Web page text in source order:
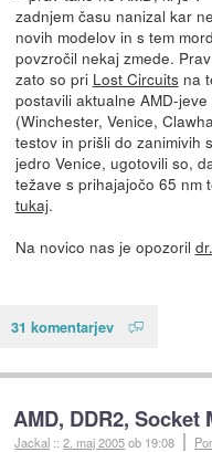
zadnjem času nanizal kar
novih modelov in s tem
povzročil nekaj zmede. Prav
zato so pri Lost Circuitsna
postavili aktualne AMD-
(Winchester, Venice,
testov in prišli do zanimivih
jedro Venice, ugotovili so,
težave s prihajajočo 65 nm
tukaj.
Na novico nas je opozoril
31 komentarjev
AMD, DDR2, Socket
Jackal ::2. maj 2005ob 19:08